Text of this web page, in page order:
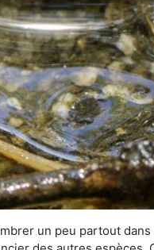
un peu partout